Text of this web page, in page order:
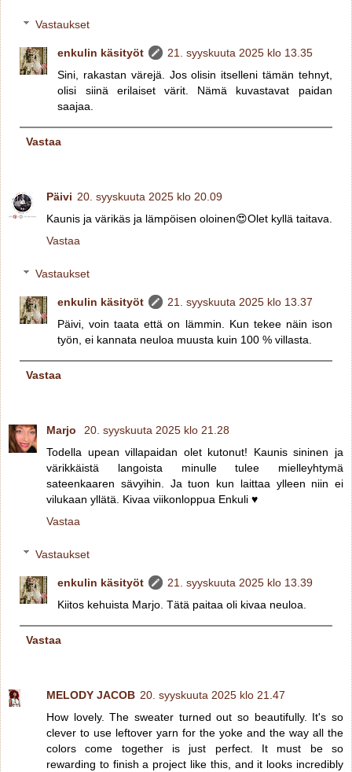
Vastaukset
enkulin käsityöt
21. syyskuuta 2025 klo 13.35
Sini, rakastan värejä. Jos olisin itselleni tämän tehnyt,
olisi siinä erilaiset värit. Nämä kuvastavat paidan
saajaa.
Vastaa
Päivi 20. syyskuuta 2025 klo 20.09
Kaunis ja värikäs ja lämpöisen oloinen😍Olet kyllä taitava.
Vastaa
Vastaukset
enkulin käsityöt
21. syyskuuta 2025 klo 13.37
Päivi, voin taata että on lämmin. Kun tekee näin ison
työn, ei kannata neuloa muusta kuin 100 % villasta.
Vastaa
Marjo
20. syyskuuta 2025 klo 21.28
Todella upean villapaidan olet kutonut! Kaunis sininen ja
värikkäistä langoista minulle tulee mielleyhtymä
sateenkaaren sävyihin. Ja tuon kun laittaa ylleen niin ei
vilukaan yllätä. Kivaa viikonloppua Enkuli ♥
Vastaa
Vastaukset
enkulin käsityöt
21. syyskuuta 2025 klo 13.39
Kiitos kehuista Marjo. Tätä paitaa oli kivaa neuloa.
Vastaa
MELODY JACOB 20. syyskuuta 2025 klo 21.47
How lovely. The sweater turned out so beautifully. It's so
clever to use leftover yarn for the yoke and the way all the
colors come together is just perfect. It must be so
rewarding to finish a project like this, and it looks incredibly